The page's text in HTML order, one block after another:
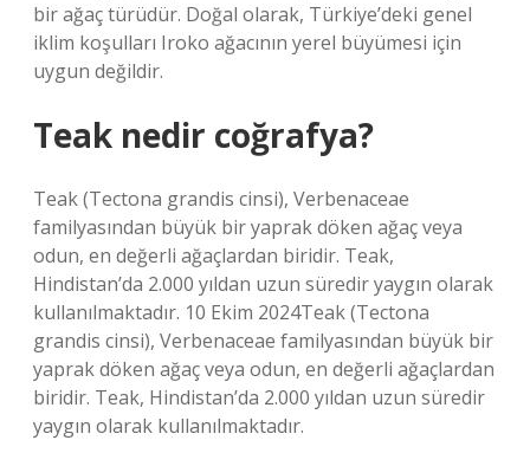
bir ağaç türüdür. Doğal olarak, Türkiye’deki genel
iklim koşulları Iroko ağacının yerel büyümesi için
uygun değildir.
Teak nedir coğrafya?
Teak (Tectona grandis cinsi), Verbenaceae
familyasından büyük bir yaprak döken ağaç veya
odun, en değerli ağaçlardan biridir. Teak,
Hindistan’da 2.000 yıldan uzun süredir yaygın olarak
kullanılmaktadır. 10 Ekim 2024Teak (Tectona
grandis cinsi), Verbenaceae familyasından büyük bir
yaprak döken ağaç veya odun, en değerli ağaçlardan
biridir. Teak, Hindistan’da 2.000 yıldan uzun süredir
yaygın olarak kullanılmaktadır.